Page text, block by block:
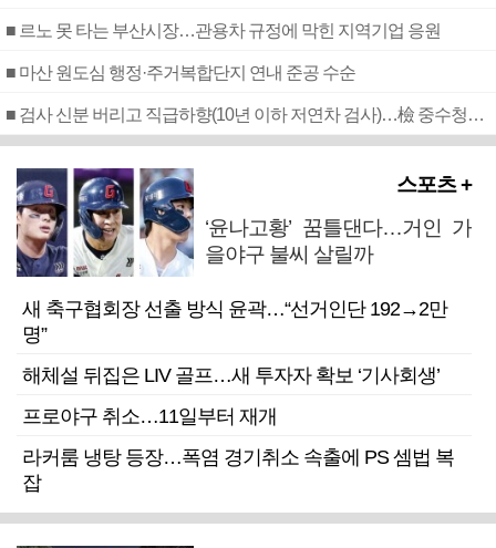
■ 르노 못 타는 부산시장…관용차 규정에 막힌 지역기업 응원
■ 마산 원도심 행정·주거복합단지 연내 준공 수순
■ 검사 신분 버리고 직급하향(10년 이하 저연차 검사)…檢 중수청행 기피
스포츠 +
‘윤나고황’ 꿈틀댄다…거인 가
을야구 불씨 살릴까
새 축구협회장 선출 방식 윤곽…“선거인단 192→2만
명”
해체설 뒤집은 LIV 골프…새 투자자 확보 ‘기사회생’
프로야구 취소…11일부터 재개
라커룸 냉탕 등장…폭염 경기취소 속출에 PS 셈법 복
잡